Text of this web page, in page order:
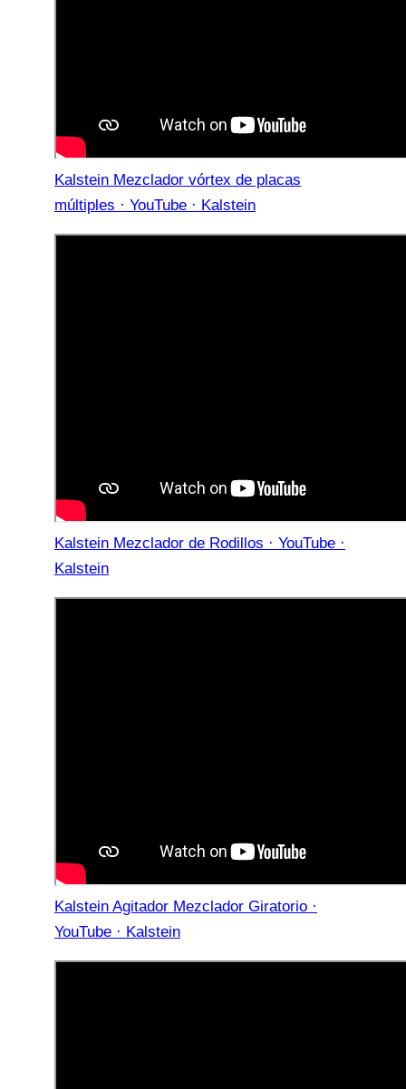
Kalstein Mezclador vórtex de placas
múltiples · YouTube · Kalstein
Kalstein Mezclador de Rodillos · YouTube ·
Kalstein
Kalstein Agitador Mezclador Giratorio ·
YouTube · Kalstein